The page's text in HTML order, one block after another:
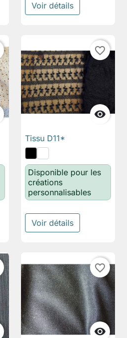
Voir détails

favorite_border
Tissu D11*
Disponible pour les
créations
personnalisables
Voir détails

favorite_border